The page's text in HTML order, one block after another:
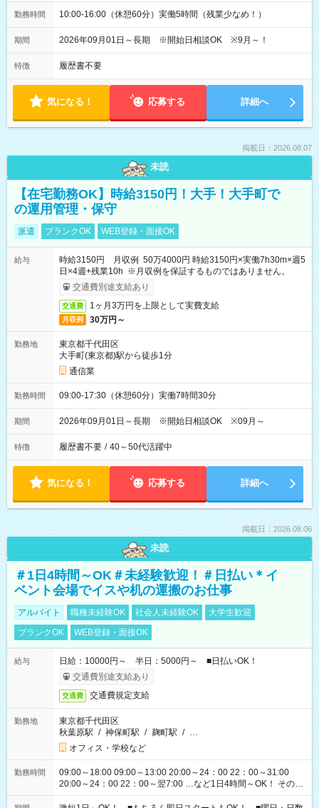
勤務時間 10:00-16:00（休憩60分）実働5時間（残業少なめ！）
期間 2026年09月01日～長期 ※開始日相談OK ※9月～！
特徴 履歴書不要
気になる！ 応募する 詳細へ
掲載日：2026.08.07
未読
【在宅勤務OK】時給3150円！大手！大手町で
の運用管理・保守
派遣 ブランクOK WEB登録・面接OK
給与
時給3150円 月収例 50万4000円 時給3150円×実働7h30m×週5
日×4週+残業10h ※月収例を保証するものではありません。
交通費別途支給あり
交通費 1ヶ月3万円を上限として実費支給
月収例 30万円～
勤務地
東京都千代田区
大手町(東京都)駅から徒歩1分
通信業
勤務時間 09:00-17:30（休憩60分）実働7時間30分
期間 2026年09月01日～長期 ※開始日相談OK ※09月～
特徴 履歴書不要 / 40～50代活躍中
気になる！ 応募する 詳細へ
掲載日：2026.08.06
未読
＃1日4時間～OK＃未経験歓迎！＃日払い＊イ
ベント会場でイスや机の運搬のお仕事
アルバイト 職種未経験OK 社会人未経験OK
大学生歓迎
ブランクOK
WEB登録・面接OK
給与
日給：10000円～ 半日：5000円～ ■日払いOK！
交通費別途支給あり
交通費 交通費規定支給
勤務地
東京都千代田区
秋葉原駅 / 神保町駅 / 麹町駅 / …
オフィス・学校など
勤務時間
09:00～18:00 09:00～13:00 20:00～24：00 22：00～31:00
20:00～24：00 22：00～翌7:00 …など1日4時間～OK！ その他
シフトもございます！ お気軽にご相談ください！